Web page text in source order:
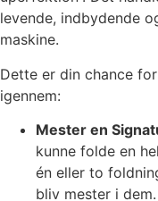
levende, indbydende
maskine.
Dette er din chance
igennem:
Mester en
kunne folde en
én eller to
bliv mester i